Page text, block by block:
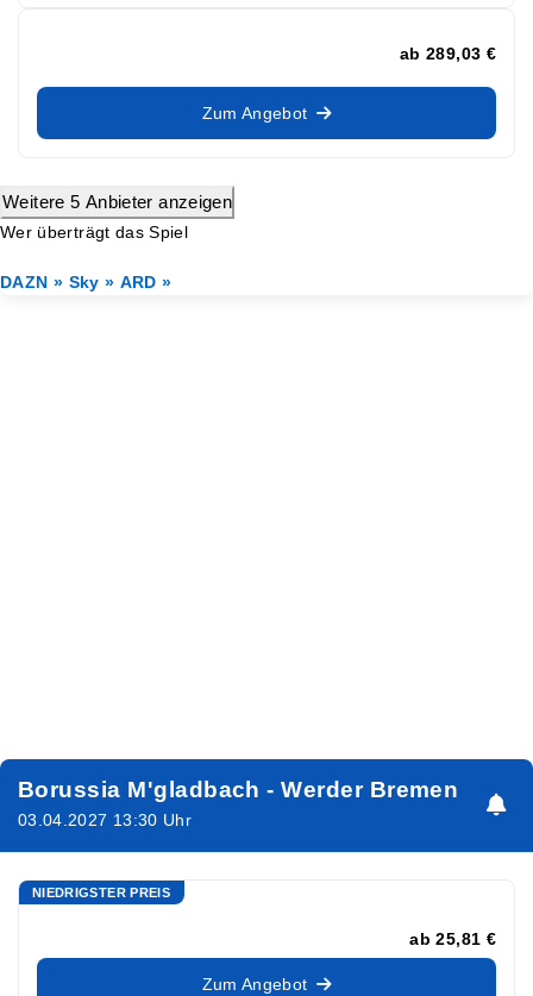
ab 289,03 €
Zum Angebot
Weitere 5 Anbieter anzeigen
Wer überträgt das Spiel
DAZN » Sky » ARD »
Borussia M'gladbach - Werder Bremen
03.04.2027 13:30 Uhr
NIEDRIGSTER PREIS
ab 25,81 €
Zum Angebot